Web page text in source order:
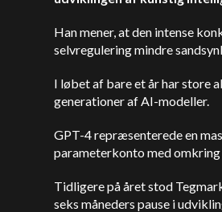
Han mener, at den intense
selvregulering mindre
I løbet af bare et år har store
generationer af AI-modeller.
GPT-4 repræsenterede en
parameterkonto med
Tidligere på året stod
seks måneders pause i